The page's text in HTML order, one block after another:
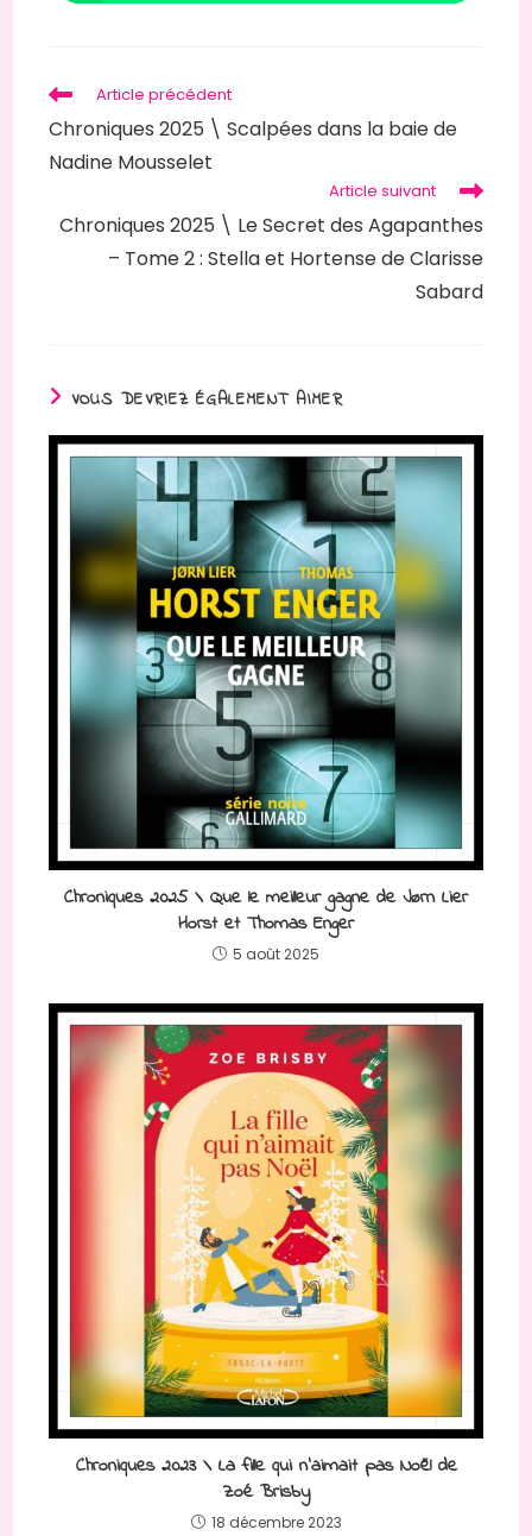
Article précédent
Chroniques 2025 \ Scalpées dans la baie de
Nadine Mousselet
Article suivant
Chroniques 2025 \ Le Secret des Agapanthes
– Tome 2 : Stella et Hortense de Clarisse
Sabard
VOUS DEVRIEZ ÉGALEMENT AIMER
Chroniques 2025 \ Que le meilleur gagne de Jørn Lier
Horst et Thomas Enger
5 août 2025
Chroniques 2023 \ La fille qui n’aimait pas Noël de
Zoé Brisby
18 décembre 2023